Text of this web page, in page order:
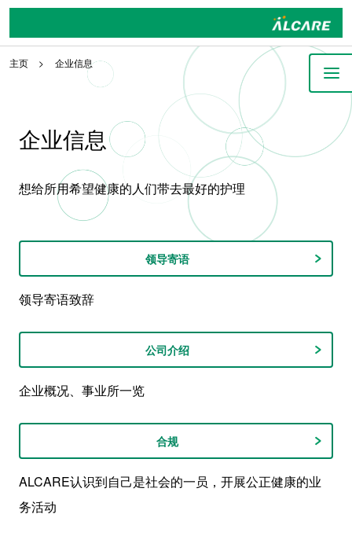
主页 企业信息
企业信息
想给所用希望健康的人们带去最好的护理
领导寄语
领导寄语致辞
公司介绍
企业概况、事业所一览
合规
ALCARE认识到自己是社会的一员，开展公正健康的业
务活动